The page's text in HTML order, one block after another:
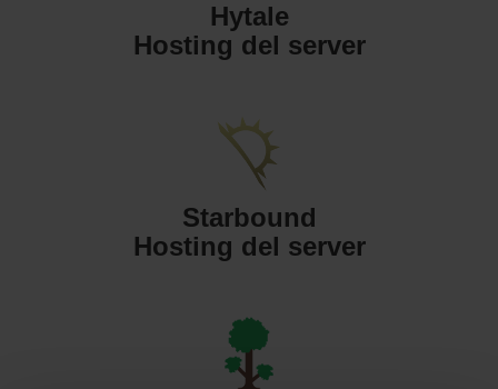
Hytale
Hosting del server
Starbound
Hosting del server